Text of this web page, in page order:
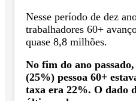
Nesse período de dez
trabalhadores 60+
quase 8,8 milhões.
No fim do ano
(25%) pessoa 60+
taxa era 22%. O dado